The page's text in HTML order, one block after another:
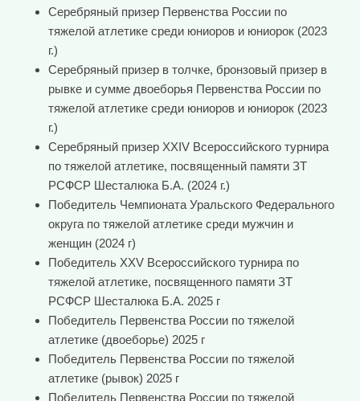
Серебряный призер Первенства России по
тяжелой атлетике среди юниоров и юниорок (2023
г.)
Серебряный призер в толчке, бронзовый призер в
рывке и сумме двоеборья Первенства России по
тяжелой атлетике среди юниоров и юниорок (2023
г.)
Серебряный призер XXIV Всероссийского турнира
по тяжелой атлетике, посвященный памяти ЗТ
РСФСР Шесталюка Б.А. (2024 г.)
Победитель Чемпионата Уральского Федерального
округа по тяжелой атлетике среди мужчин и
женщин (2024 г)
Победитель XXV Всероссийского турнира по
тяжелой атлетике, посвященного памяти ЗТ
РСФСР Шесталюка Б.А. 2025 г
Победитель Первенства России по тяжелой
атлетике (двоеборье) 2025 г
Победитель Первенства России по тяжелой
атлетике (рывок) 2025 г
Победитель Первенства России по тяжелой